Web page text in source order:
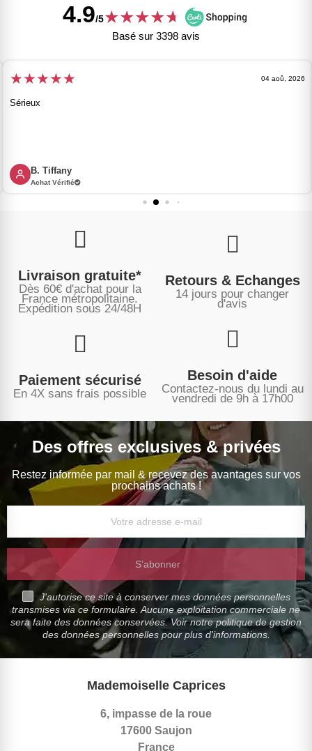
4.9/5★★★★★
★
Basé sur 3398 avis
★★★★★ 04 aoû, 2026
Sérieux
B. Tiffany
Achat Vérifié
Livraison gratuite*
Dès 60€ d'achat pour la
France métropolitaine.
Expédition sous 24/48H
Retours & Echanges
14 jours pour changer
d'avis
Paiement sécurisé
En 4X sans frais possible
Besoin d'aide
Contactez-nous du lundi au
vendredi de 9h à 17h00
Des offres exclusives & privées
Restez informée par mail & recevez des avantages sur vos
prochains achats !
S’abonner
J'autorise ce site à conserver mes données personnelles
transmises via ce formulaire. Aucune exploitation commerciale ne
sera faite des données conservées. Voir notre politique de gestion
des données personnelles pour plus d'informations.
Mademoiselle Caprices
6, impasse de la roue
17600 Saujon
France